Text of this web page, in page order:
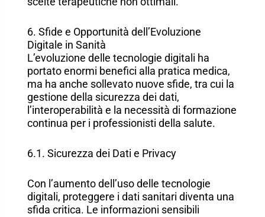
6. Sfide e Opportunità dell’Evoluzione
Digitale in Sanità
L’evoluzione delle tecnologie digitali ha
portato enormi benefici alla pratica medica,
ma ha anche sollevato nuove sfide, tra cui la
gestione della sicurezza dei dati,
l’interoperabilità e la necessità di formazione
continua per i professionisti della salute.
6.1. Sicurezza dei Dati e Privacy
Con l’aumento dell’uso delle tecnologie
digitali, proteggere i dati sanitari diventa una
sfida critica. Le informazioni sensibili